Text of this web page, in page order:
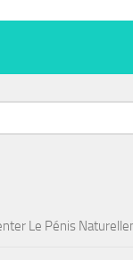
Le Pénis